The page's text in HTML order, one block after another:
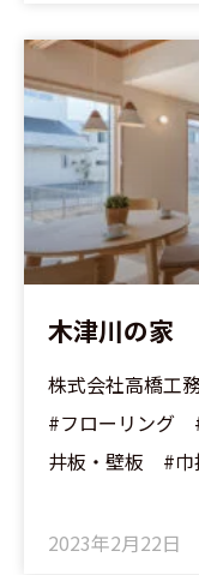
木津川の家
株式会社高橋工
#フローリング
井板・壁板 #
2023年2月22日